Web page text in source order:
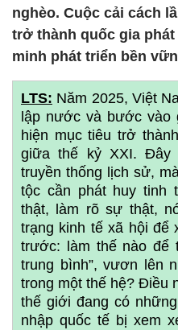
nghèo. Cuộc cải cách
trở thành quốc gia
minh phát triển bền
LTS: Năm 2025, Việt
lập nước và bước vào
hiện mục tiêu trở
giữa thế kỷ XXI. Đây
truyền thống lịch sử,
tộc cần phát huy tinh
thật, làm rõ sự thật,
trạng kinh tế xã hội để
trước: làm thế nào để
trung bình”, vươn lên
trong một thế hệ? Điều
thế giới đang có
nhập quốc tế bị xem